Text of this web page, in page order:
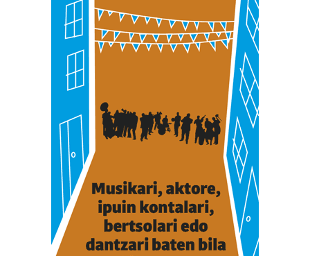
interes komertzial legitimoetan babesten dira. Ikusi gure
bazkideen zerrenda, beren ustez zein helburutarako
duten interes legitimoa eta horren aurka nola egin
dezakezun ikusteko.
Lortu zure datu pertsonalak prozesatzeko moduari
buruzko informazio gehiago eta ezarri zure lehentasunak
datuen atalean. Edozein unetan alda edo ken dezakezu
zure baimena Cookieen adierazpenean.
Webgune honek cookie propioak eta hirugarrenen cookie-
fitxategiak erabiltzen ditu. Zure esperientzia eta
zerbitzuak hobetzeko asmoz, cookie teknologiaz
baliatzen gara. Ohar hau onartuz gero, teknologia hori
erabiltzeko baimen esplizitua ematen diguzu.Gehiago